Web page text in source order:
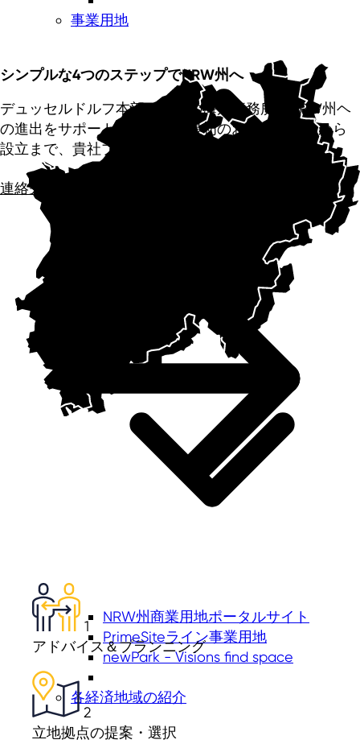
事業用地
NRW州商業用地ポータルサイト
PrimeSiteライン事業用地
newPark - Visions find space
各経済地域の紹介
シンプルな4つのステップでNRW州へ
デュッセルドルフ本部と各国の海外事務所がNRW州ヘ
の進出をサポート致します。最初のお問い合わせから
設立まで、貴社プロジェクトを秘密厳守で支援！
連絡先
1
アドバイス＆プランニング
2
立地拠点の提案・選択